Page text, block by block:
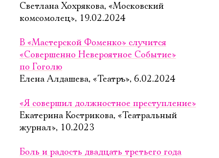
Светлана Хохрякова, «Московский
комсомолец», 19.02.2024
В «Мастерской Фоменко» случится
«Совершенно Невероятное Событие»
по Гоголю
Елена Алдашева, «Театръ», 6.02.2024
«Я совершил должностное преступление»
Екатерина Кострикова, «Театральный
журнал», 10.2023
Боль и радость двадцать третьего года